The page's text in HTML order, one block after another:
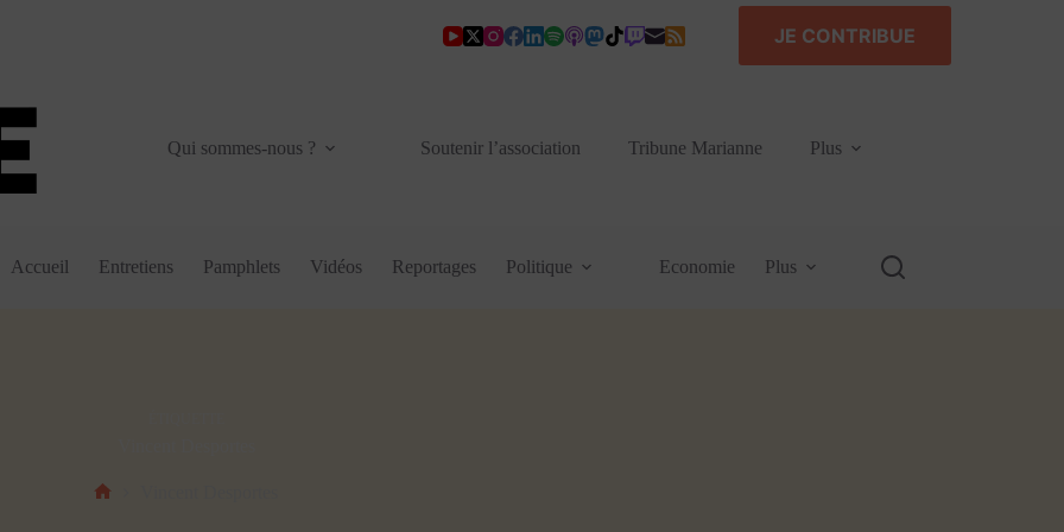
JE CONTRIBUE
Qui sommes-nous ? Soutenir l’association Tribune Marianne Plus
Accueil Entretiens Pamphlets Vidéos Reportages Politique Economie Plus